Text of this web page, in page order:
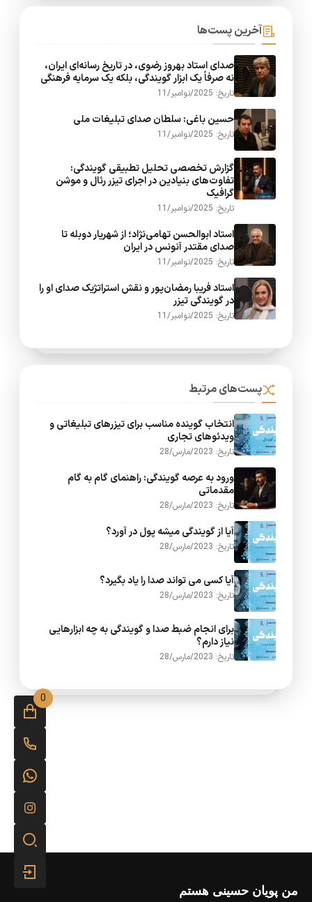
آخرین پست‌ها
صدای استاد بهروز رضوی، در تاریخ رسانه‌ای ایران،
نه صرفاً یک ابزار گویندگی، بلکه یک سرمایه فرهنگی
تاریخ: 2025/نوامبر/11
حسین باغی: سلطان صدای تبلیغات ملی
تاریخ: 2025/نوامبر/11
گزارش تخصصی تحلیل تطبیقی گویندگی:
تفاوت‌های بنیادین در اجرای تیزر رئال و موشن
گرافیک
تاریخ: 2025/نوامبر/11
استاد ابوالحسن تهامی‌نژاد؛ از شهریار دوبله تا
صدای مقتدر آنونس در ایران
تاریخ: 2025/نوامبر/11
استاد فریبا رمضان‌پور و نقش استراتژیک صدای او را
در گویندگی تیزر
تاریخ: 2025/نوامبر/11
پست‌های مرتبط
انتخاب گوینده مناسب برای تیزرهای تبلیغاتی و
ویدئوهای تجاری
تاریخ: 2023/مارس/28
ورود به عرصه گویندگی: راهنمای گام به گام
مقدماتی
تاریخ: 2023/مارس/28
آیا از گویندگی میشه پول در آورد؟
تاریخ: 2023/مارس/28
آیا کسی می تواند صدا را یاد بگیرد؟
تاریخ: 2023/مارس/28
برای انجام ضبط صدا و گویندگی به چه ابزارهایی
نیاز دارم؟
تاریخ: 2023/مارس/28
من پویان حسینی هستم
0